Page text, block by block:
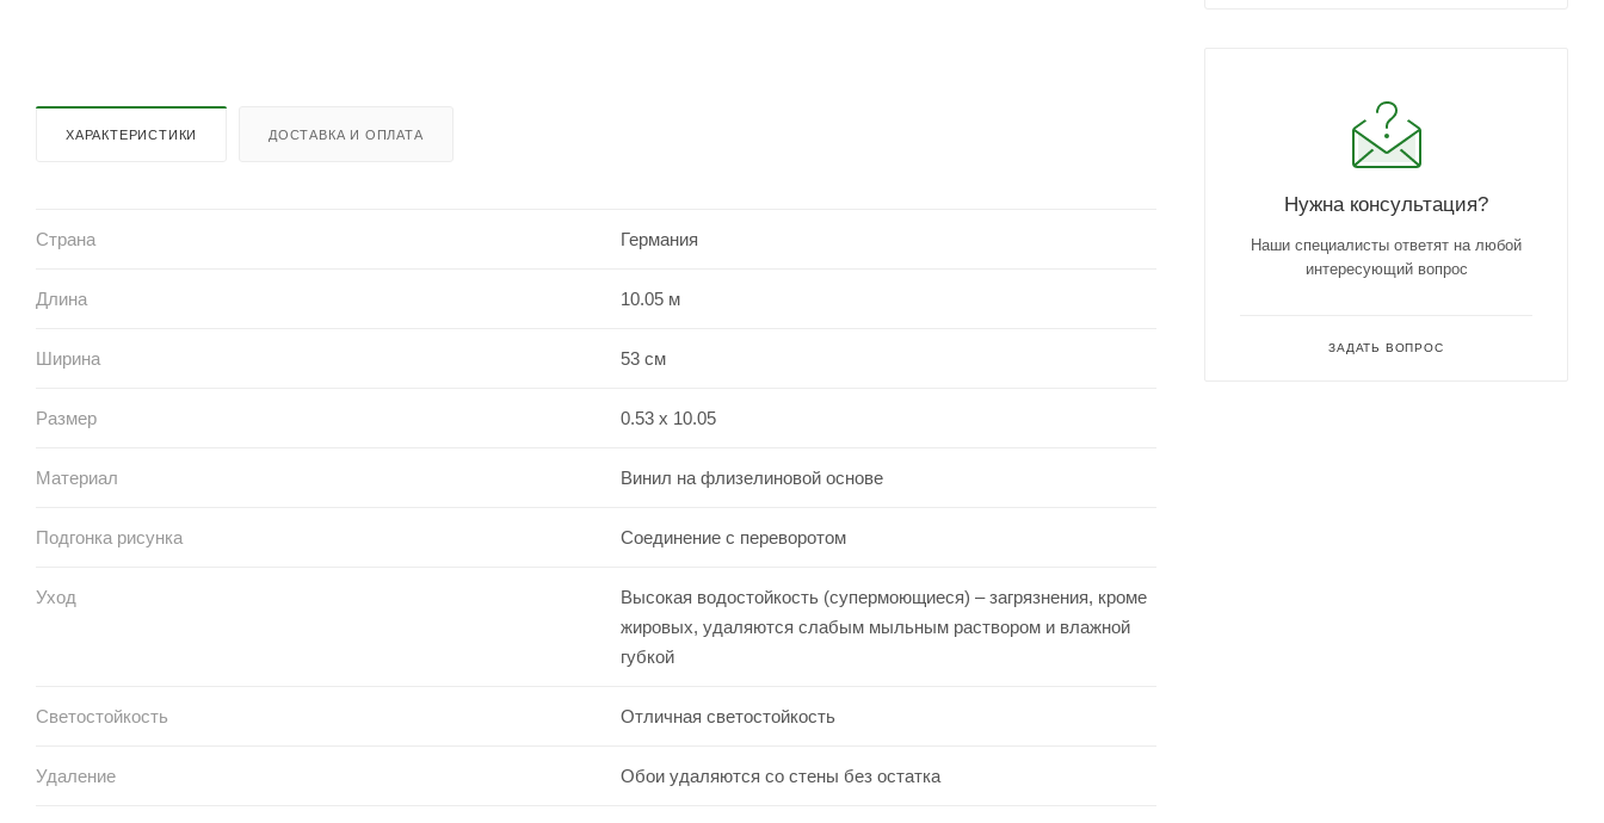
ХАРАКТЕРИСТИКИ ДОСТАВКА И ОПЛАТА
Страна Германия
Длина 10.05 м
Ширина 53 см
Размер 0.53 x 10.05
Материал Винил на флизелиновой основе
Подгонка рисунка Соединение с переворотом
Уход
Высокая водостойкость (супермоющиеся) – загрязнения, кроме
жировых, удаляются слабым мыльным раствором и влажной
губкой
Светостойкость Отличная светостойкость
Удаление Обои удаляются со стены без остатка
Нужна консультация?
Наши специалисты ответят на любой
интересующий вопрос
ЗАДАТЬ ВОПРОС